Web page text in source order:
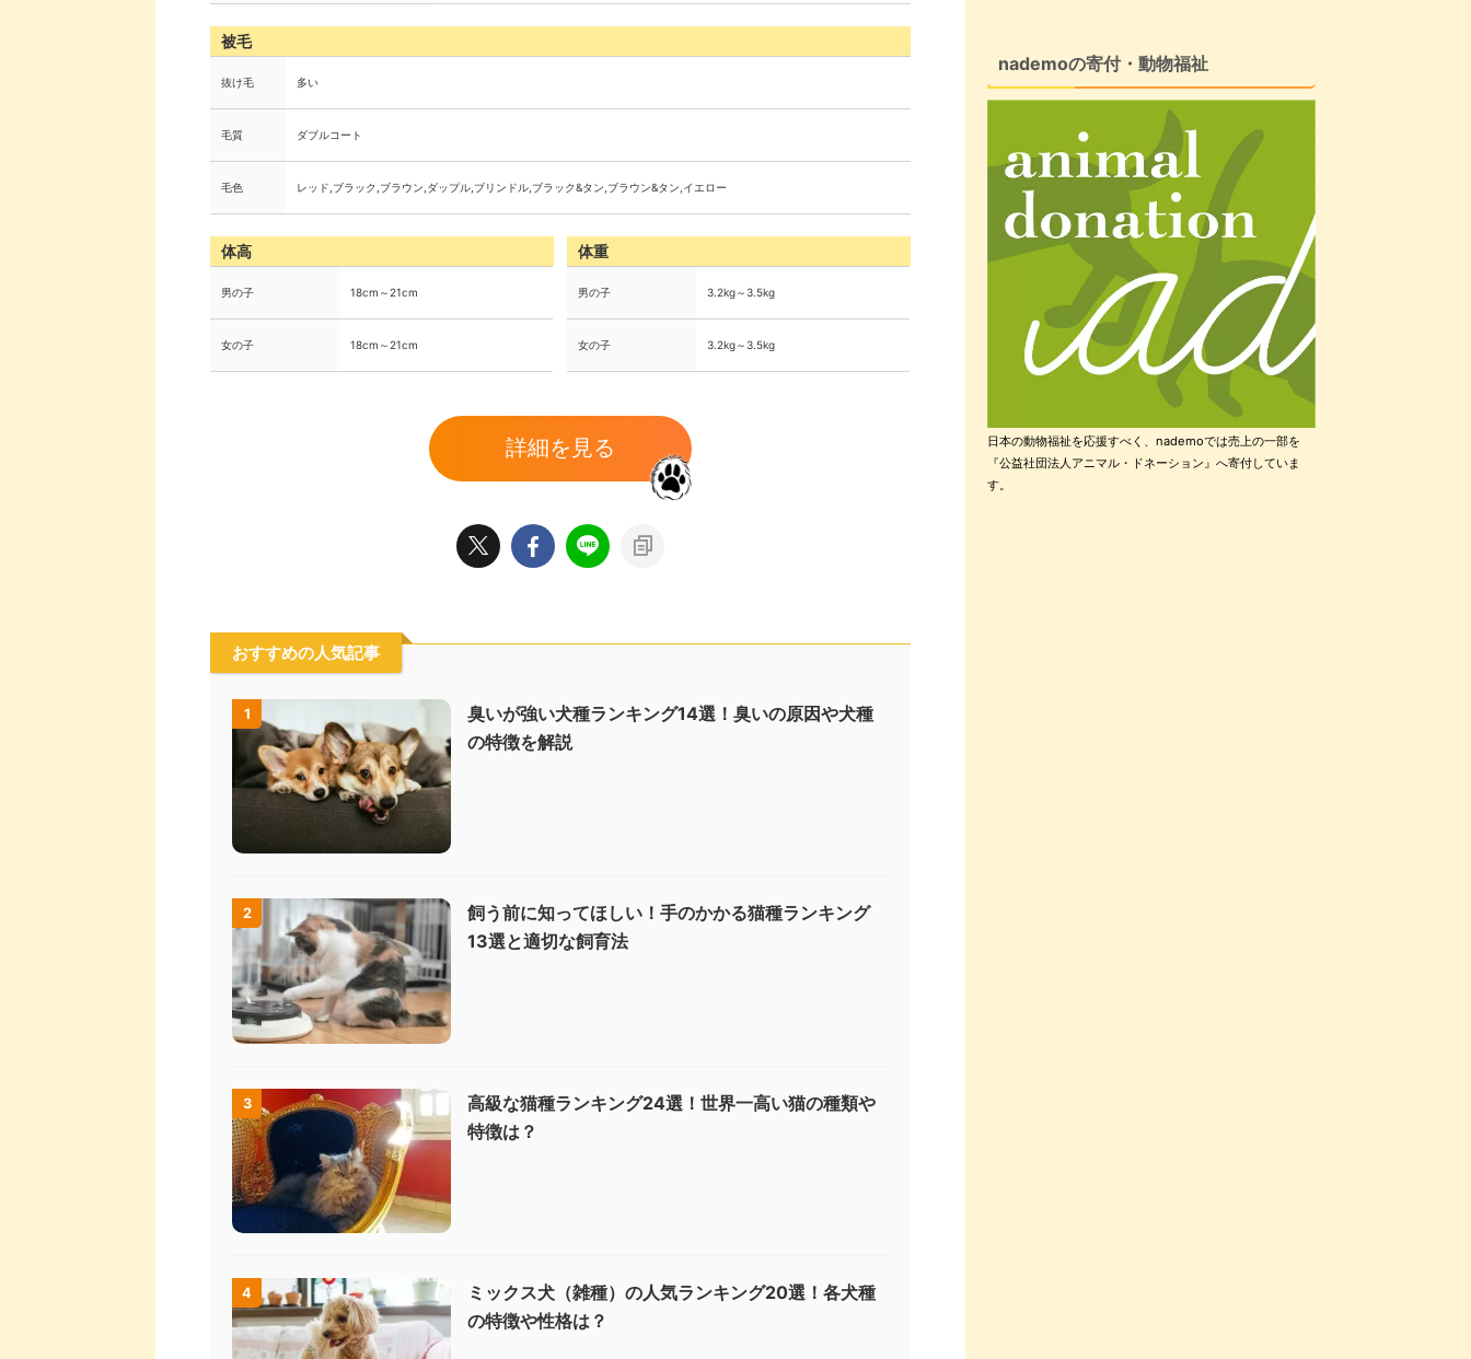
被毛
抜け毛 多い
毛質 ダブルコート
毛色 レッド,ブラック,ブラウン,ダップル,ブリンドル,ブラック&タン,ブラウン&タン,イエロー
体高
男の子 18cm～21cm
女の子 18cm～21cm
体重
男の子 3.2kg～3.5kg
女の子 3.2kg～3.5kg
詳細を見る
おすすめの人気記事
1
臭いが強い犬種ランキング14選！臭いの原因や犬種
の特徴を解説
2
飼う前に知ってほしい！手のかかる猫種ランキング
13選と適切な飼育法
3
高級な猫種ランキング24選！世界一高い猫の種類や
特徴は？
4
ミックス犬（雑種）の人気ランキング20選！各犬種
の特徴や性格は？
nademoの寄付・動物福祉
日本の動物福祉を応援すべく、nademoでは売上の一部を
『公益社団法人アニマル・ドネーション』へ寄付していま
す。